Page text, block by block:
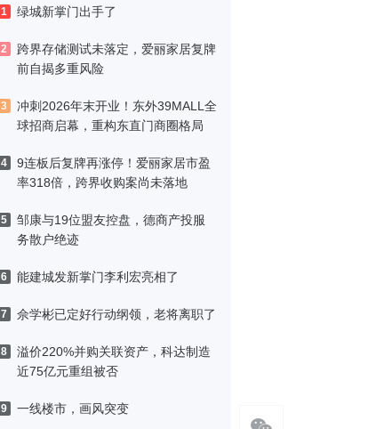
1 绿城新掌门出手了
2
跨界存储测试未落定，爱丽家居复牌
前自揭多重风险
3
冲刺2026年末开业！东外39MALL全
球招商启幕，重构东直门商圈格局
4
9连板后复牌再涨停！爱丽家居市盈
率318倍，跨界收购案尚未落地
5
邹康与19位盟友控盘，德商产投服
务散户绝迹
6 能建城发新掌门李利宏亮相了
7 佘学彬已定好行动纲领，老将离职了
8
溢价220%并购关联资产，科达制造
近75亿元重组被否
9 一线楼市，画风突变